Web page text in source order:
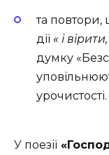
та повтори,
дії « і
думку
урочистості.
У поезії